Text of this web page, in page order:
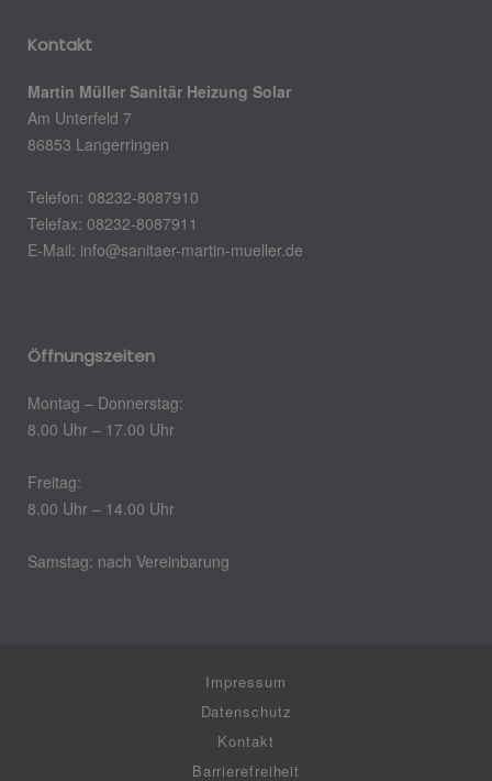
Kontakt
Martin Müller Sanitär Heizung Solar
Am Unterfeld 7
86853 Langerringen
Telefon: 08232-8087910
Telefax: 08232-8087911
E-Mail: info@sanitaer-martin-mueller.de
Öffnungszeiten
Montag – Donnerstag:
8.00 Uhr – 17.00 Uhr
Freitag:
8.00 Uhr – 14.00 Uhr
Samstag: nach Vereinbarung
Impressum
Datenschutz
Kontakt
Barrierefreiheit